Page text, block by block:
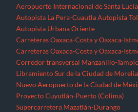
Espejos de la resistenciaFeminicidios
Fracturación Hidráulica (Fracking)
Hidrocarburos
Gasoducto Jaltipan – Salina Cruz
Gasoducto Salina Cruz – Tapachula
Proyecto Aceites Terciarios del Golfo
Sistema de Transporte de Gas Natural
Home JornalerosMEGAPROYECTOS
Militarización
Minería